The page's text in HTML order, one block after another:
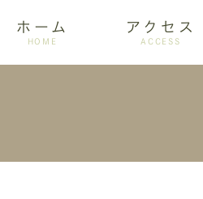
ホーム
HOME
アクセス
ACCESS
訪問歯科 歯周病
設備紹介 アクセス
グ